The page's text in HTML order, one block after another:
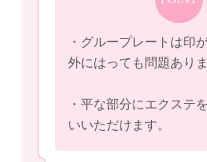
・グループレートは印
外にはっても問題ありま
・平な部分にエクステ
いいただけます。